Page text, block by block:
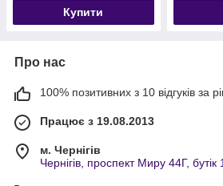
Купити
Про нас
100% позитивних з 10 відгуків за
Працює з 19.08.2013
м. Чернігів
Чернігів, проспект Миру 44Г, бутік